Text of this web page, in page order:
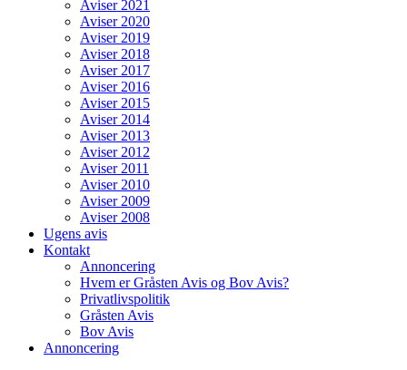
Aviser 2021
Aviser 2020
Aviser 2019
Aviser 2018
Aviser 2017
Aviser 2016
Aviser 2015
Aviser 2014
Aviser 2013
Aviser 2012
Aviser 2011
Aviser 2010
Aviser 2009
Aviser 2008
Ugens avis
Kontakt
Annoncering
Hvem er Gråsten Avis og Bov Avis?
Privatlivspolitik
Gråsten Avis
Bov Avis
Annoncering